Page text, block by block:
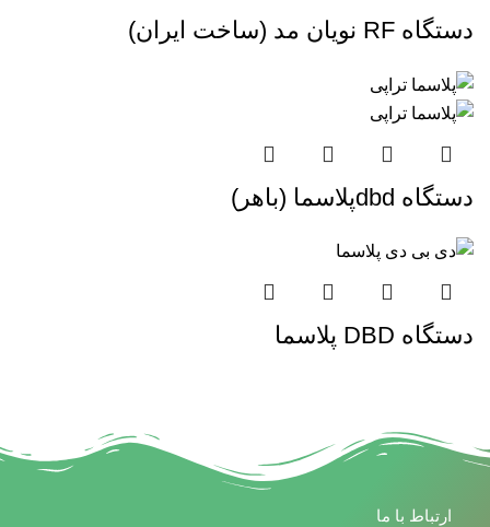
دستگاه RF نویان مد (ساخت ایران)
دستگاه dbdپلاسما (باهر)
دستگاه DBD پلاسما
ارتباط با ما